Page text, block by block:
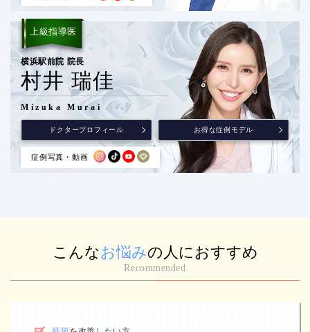
上級指導医
横浜駅前院 院長
村井 瑞佳
Mizuka Murai
ドクタープロフィール お得な症例モデル
症例写真・動画
こんな お悩みの人におすすめ
Recommended